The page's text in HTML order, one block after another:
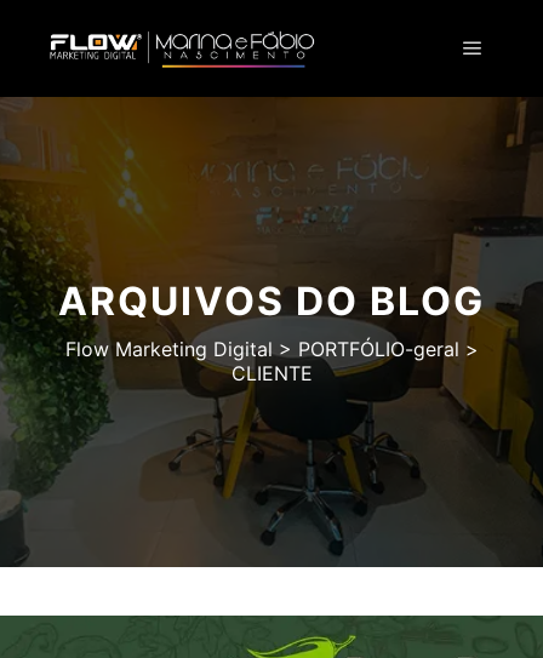
ARQUIVOS DO BLOG
Flow Marketing Digital> PORTFÓLIO-geral >
CLIENTE